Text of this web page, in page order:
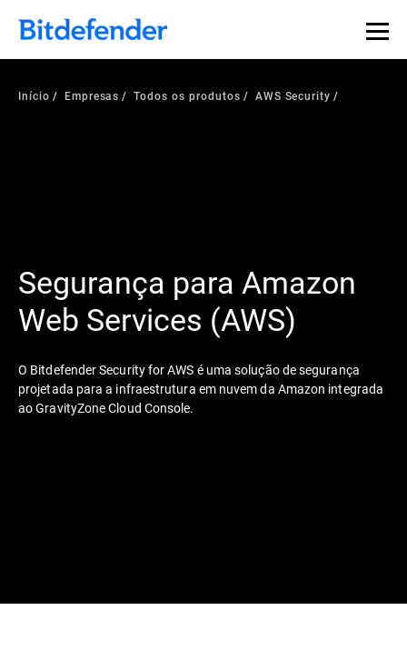
Início Empresas Todos os produtos AWS Security
Segurança para Amazon
Web Services (AWS)
O Bitdefender Security for AWS é uma solução de segurança
projetada para a infraestrutura em nuvem da Amazon integrada
ao GravityZone Cloud Console.